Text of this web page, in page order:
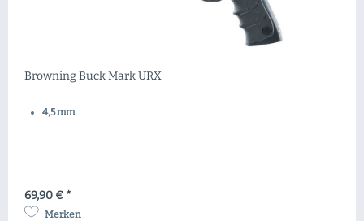
Browning Buck Mark URX
4,5 mm
69,90 € *
Merken